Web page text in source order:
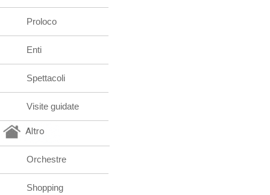
Proloco
Enti
Spettacoli
Visite guidate
Altro
Orchestre
Shopping